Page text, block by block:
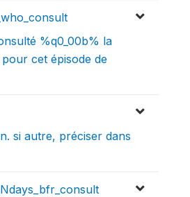
%q0_00b% la
cet épisode de
si autre, préciser dans